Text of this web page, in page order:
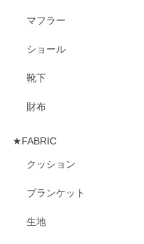
マフラー
ショール
靴下
財布
★FABRIC
クッション
ブランケット
生地